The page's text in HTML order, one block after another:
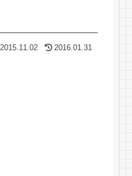
2015.11.02 2016.01.31